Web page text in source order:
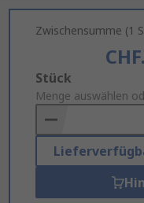
Zwischensumme (1
Add
to
Basket
Stück
Menge auswählen